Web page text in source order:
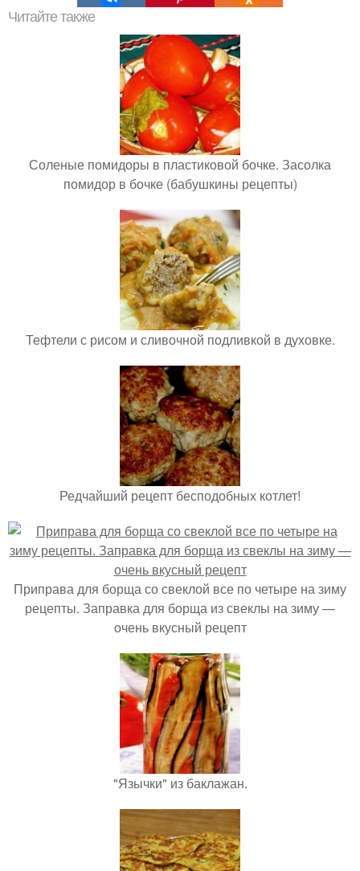
Читайте также
Соленые помидоры в пластиковой бочке. Засолка
помидор в бочке (бабушкины рецепты)
Тефтели с рисом и сливочной подливкой в духовке.
Редчайший рецепт бесподобных котлет!
Приправа для борща со свеклой все по четыре на зиму
рецепты. Заправка для борща из свеклы на зиму —
очень вкусный рецепт
"Язычки" из баклажан.